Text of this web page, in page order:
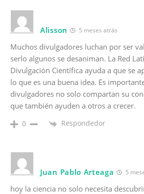
Alisson 5 meses atrás
Muchos divulgadores luchan por ser
serlo algunos se desaniman. La Red
Divulgación Científica ayuda a que se
lo que es una buena idea. Es
divulgadores no solo compartan su
que también ayuden a otros a crecer.
0 Respondedor
Juan Pablo Arteaga 5
hoy la ciencia no solo necesita